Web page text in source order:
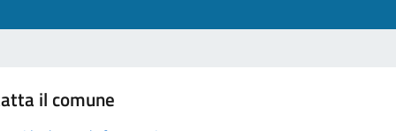
il comune